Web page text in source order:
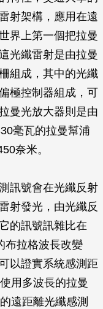
射架構，應用在遠
界上第一個把拉曼
光纖雷射是由拉曼
組成，其中的光纖
極控制器組成，可
曼光放大器則是由
毫瓦的拉曼幫浦
奈米。
訊號會在光纖反射
射發光，由光纖反
的訊號訊雜比在
布拉格波長改變
以證實系統感測距
用多波長的拉曼
遠距離光纖感測